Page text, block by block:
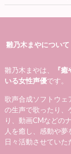
雛乃木まやについて
雛乃木まやは、
『
いる女性声優です。
歌声合成ソフトウェ
の生声で歌ったり、
り、動画CMなどの
人を癒し、感動や夢
日々活動させていた